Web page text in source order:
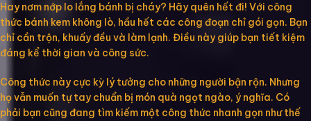
Hay nơm nớp lo lắng bánh bị cháy? Hãy quên hết đi! Với công
thức bánh kem không lò, hầu hết các công đoạn chỉ gói gọn. Bạn
chỉ cần trộn, khuấy đều và làm lạnh. Điều này giúp bạn tiết kiệm
đáng kể thời gian và công sức.
Công thức này cực kỳ lý tưởng cho những người bận rộn. Nhưng
họ vẫn muốn tự tay chuẩn bị món quà ngọt ngào, ý nghĩa. Có
phải bạn cũng đang tìm kiếm một công thức nhanh gọn như thế